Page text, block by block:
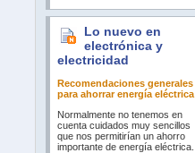
Lo nuevo en
electrónica y
electricidad
Recomendaciones generales
para ahorrar energía eléctrica
Normalmente no tenemos en
cuenta cuidados muy sencillos
que nos permitirían un ahorro
importante de energía eléctrica.